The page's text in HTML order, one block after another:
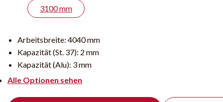
3100 mm
Arbeitsbreite: 4040 mm
Kapazität (St. 37): 2 mm
Kapazität (Alu): 3 mm
Alle Optionen sehen